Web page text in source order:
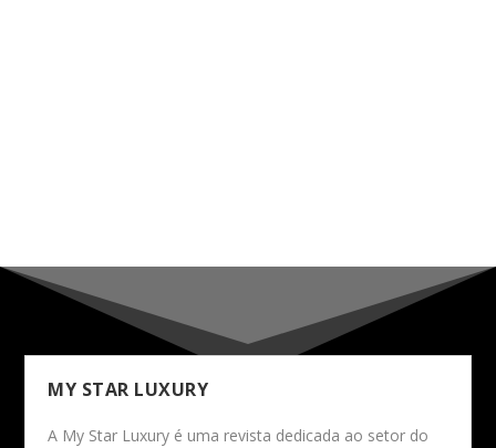
MY STAR LUXURY
A My Star Luxury é uma revista dedicada ao setor do